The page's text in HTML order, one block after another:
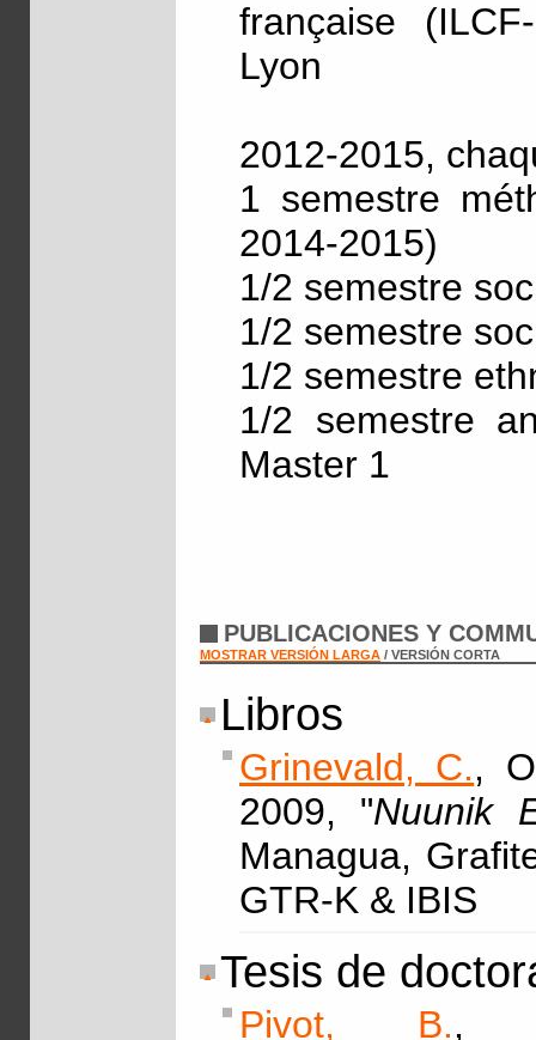
française
Lyon
2012-2015,
1 semestre
2014-2015)
1/2 semestre
1/2 semestre
1/2 semestre
1/2 semestre
Master 1
PUBLICACIONES Y
MOSTRAR VERSIÓN LARGA / VERSIÓN CORTA
Libros
Grinevald, C.,
2009, "Nuunik
Managua,
GTR-K & IBIS
Tesis de
Pivot, B.,